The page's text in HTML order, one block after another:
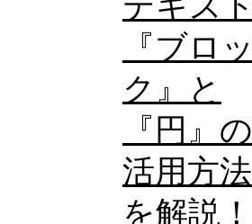
最
適
な
厳
選
日
本
『ブロッ
ク』と
『円』の
活用方法
を解説！